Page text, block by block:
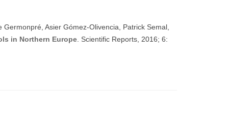
Asier Gómez-Olivencia, Patrick Semal,
in Northern Europe . Scientific Reports, 2016; 6: